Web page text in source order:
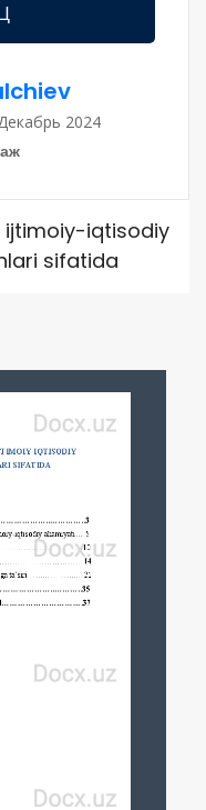
2024
ijtimoiy-iqtisodiy
sifatida